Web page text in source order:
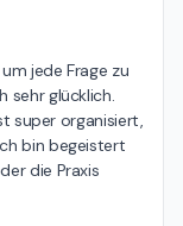
jede Frage zu
sehr glücklich.
super organisiert,
bin begeistert
die Praxis